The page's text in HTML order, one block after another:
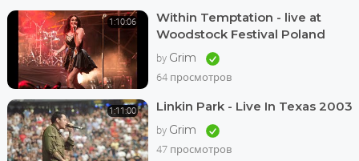
1:10:06
Within Temptation - live at
Woodstock Festival Poland
2015
by Grim
64 просмотров
1:11:00 Linkin Park - Live In Texas 2003
by Grim
47 просмотров